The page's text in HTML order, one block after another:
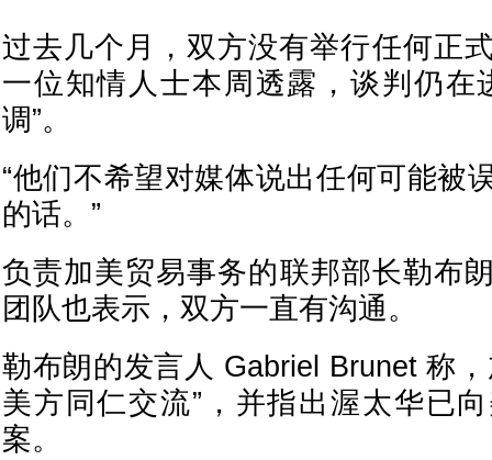
过去几个月，双方没有举行任何正
一位知情人士本周透露，谈判仍在
调”。
“他们不希望对媒体说出任何可能被
的话。”
负责加美贸易事务的联邦部长勒布
团队也表示，双方一直有沟通。
勒布朗的发言人 Gabriel Brunet 称
美方同仁交流”，并指出渥太华已
案。